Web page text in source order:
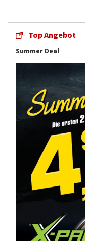
Top Angebot
Summer Deal